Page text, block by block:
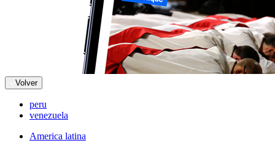
Volver
peru
venezuela
America latina